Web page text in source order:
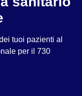
tuoi pazienti al
per il 730